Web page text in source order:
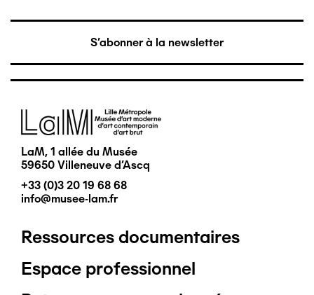
S'abonner à la newsletter
Image
LaM, 1 allée du Musée
59650 Villeneuve d'Ascq
+33 (0)3 20 19 68 68
info@musee-lam.fr
Pied
de
Ressources documentaires
Espace professionnel